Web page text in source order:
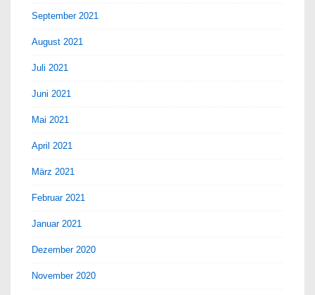
September 2021
August 2021
Juli 2021
Juni 2021
Mai 2021
April 2021
März 2021
Februar 2021
Januar 2021
Dezember 2020
November 2020